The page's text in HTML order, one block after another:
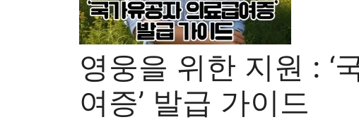
영웅을 위한 지원 : ‘
여증’ 발급 가이드